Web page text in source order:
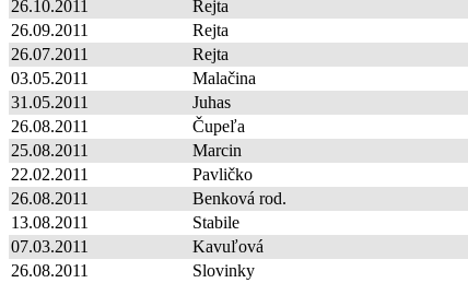
26.10.2011
Rejta
26.09.2011
Rejta
26.07.2011
Rejta
03.05.2011
Malačina
31.05.2011
Juhas
26.08.2011
Čupeľa
25.08.2011
Marcin
22.02.2011
Pavličko
26.08.2011
Benková rod.
13.08.2011
Stabile
07.03.2011
Kavuľová
26.08.2011
Slovinky